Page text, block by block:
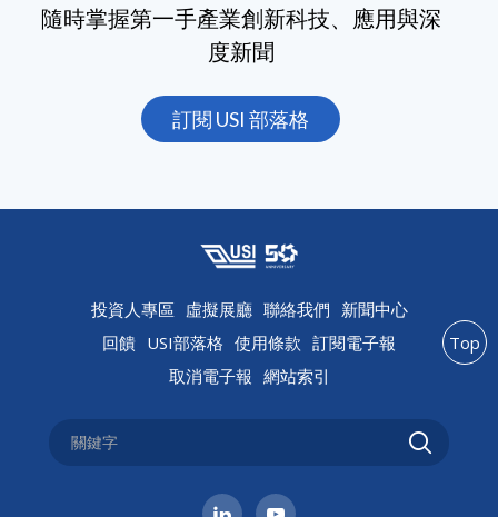
隨時掌握第一手產業創新科技、應用與深
度新聞
訂閱 USI 部落格
投資人專區 虛擬展廳 聯絡我們 新聞中心
回饋 USI部落格 使用條款 訂閱電子報
取消電子報 網站索引
Top